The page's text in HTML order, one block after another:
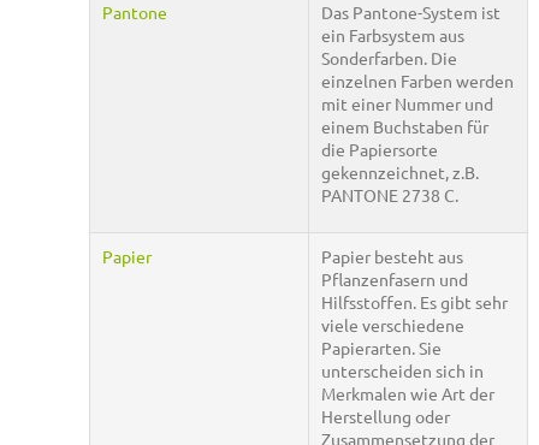
Pantone
Das Pantone-System ist
ein Farbsystem aus
Sonderfarben. Die
einzelnen Farben werden
mit einer Nummer und
einem Buchstaben für
die Papiersorte
gekennzeichnet, z.B.
PANTONE 2738 C.
Papier
Papier besteht aus
Pflanzenfasern und
Hilfsstoffen. Es gibt sehr
viele verschiedene
Papierarten. Sie
unterscheiden sich in
Merkmalen wie Art der
Herstellung oder
Zusammensetzung der